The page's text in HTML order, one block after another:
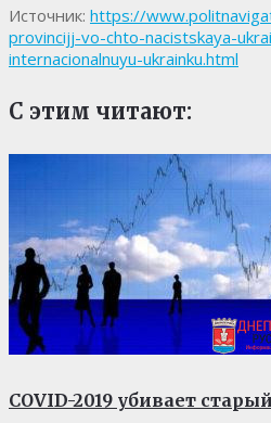
Источник: https://
provincijj-vo-chto-nacistskaya-
internacionalnuyu-ukrainku.html
С этим читают:
COVID-2019 убивает